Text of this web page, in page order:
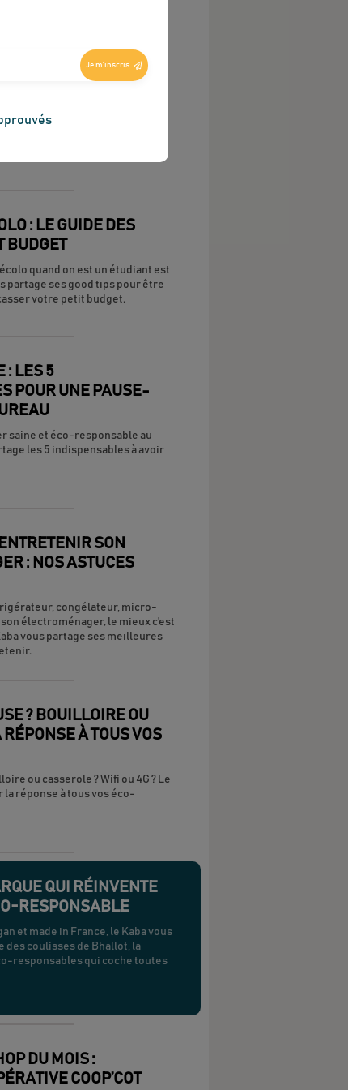
Je m'inscris
MENUS LUNCHBOX
Le Kaba vous partage ses
et délicieux pour 1
: LE GUIDE DES
BUDGET
quand on est un étudiant est
partage ses good tips pour être
votre petit budget.
: LES 5
POUR UNE PAUSE-
saine et éco-responsable au
les 5 indispensables à avoir
SON
: NOS ASTUCES
congélateur, micro-
électroménager, le mieux c’est
vous partage ses meilleures
? BOUILLOIRE OU
À TOUS VOS
ou casserole ? Wifi ou 4G ? Le
la réponse à tous vos éco-
QUI RÉINVENTE
RESPONSABLE
et made in France, le Kaba vous
des coulisses de Bhallot, la
responsables qui coche toutes
DU MOIS :
COOP’COT